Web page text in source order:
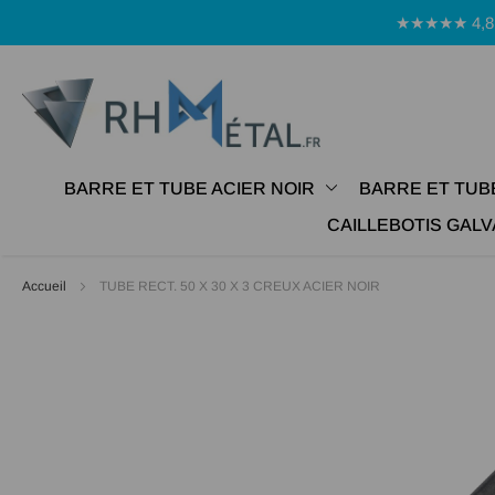
★★★★★ 4,8
BARRE ET TUBE ACIER NOIR BARRE ET
CAILLEBOTIS
Accueil TUBE RECT. 50 X 30 X 3 CREUX ACIER NOIR